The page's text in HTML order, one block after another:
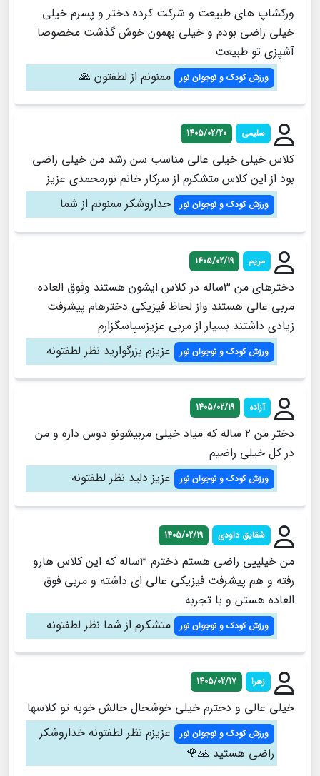
ورکشاپ های طبیعت و شرکت کرده دختر و پسرم خیلی
خیلی راضی بودم و خیلی بهمون خوش گذشت مخصوصا
آشپزی تو طبیعت
ورزش کودک و نوجوان نور ممنونم از لطفتون 🙏
سلیمی 1405/02/20
کلاس خیلی خیلی عالی مناسب سن رشد من خیلی راضی
بود از این کلاس متشکرم از سرکار خانم نورمحمدی عزیز
ورزش کودک و نوجوان نور خداروشکر ممنونم از شما
مریم 1405/02/19
دخترهای من ۳ساله در کلاس ایشون هستند وفوق العاده
مربی عالی هستند واز لحاظ فیزیکی دخترهام پیشرفت
زیادی داشتند بسیار از مربی عزیزسپاسگزارم
ورزش کودک و نوجوان نور عزیزم بزرگوارید نظر لطفتونه
آزاده 1405/02/19
دختر من ۲ ساله که میاد خیلی مربیشونو دوس داره و من
در کل خیلی راضیم
ورزش کودک و نوجوان نور عزیز دلید نظر لطفتونه
شقایق داودی 1405/02/19
من خیلییی راضی هستم دخترم ۳ساله که این کلاس هارو
رفته و هم پیشرفت فیزیکی عالی ای داشته و مربی فوق
العاده هستن و با تجربه
ورزش کودک و نوجوان نور متشکرم از شما نظر لطفتونه
زهرا 1405/02/17
خیلی عالی و دخترم خیلی خوشحال حالش خوبه تو کلاسها
ورزش کودک و نوجوان نور
عزیزم نظر لطفتونه خداروشکر
راضی هستید 🙏🌹